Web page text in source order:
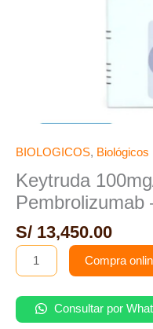
BIOLOGICOS, Biológicos
Keytruda
Pembrolizumab
S/ 13,450.00
Compra
Consultar por